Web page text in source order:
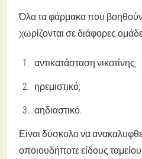
Όλα τα φάρμακα που
χωρίζονται σε διάφορες
αντικατάσταση νικοτίνης;
ηρεμιστικό;
αηδιαστικό.
Είναι δύσκολο να
οποιουδήποτε είδους